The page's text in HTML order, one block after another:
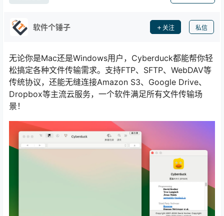
软件个锤子 关注 私信
无论你是Mac还是Windows用户，Cyberduck都能帮你轻
松搞定各种文件传输需求。支持FTP、SFTP、WebDAV等
传统协议，还能无缝连接Amazon S3、Google Drive、
Dropbox等主流云服务，一个软件满足所有文件传输场
景！